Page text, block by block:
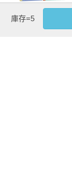
找到真正想做的
庫存=5